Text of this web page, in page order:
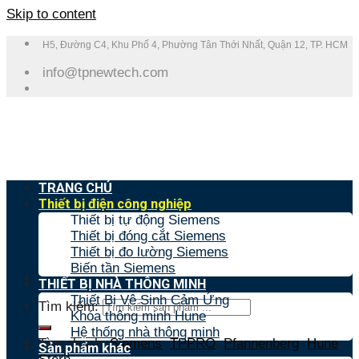
Skip to content
H5, Đường C4, Khu Phố 4, Phường Tân Thới Nhất, Quận 12, TP. HCM
info@tpnewtech.com
Tìm kiếm:
Tìm nhanh:Siemens,TPPRO,Pfannenberg,Hune,
TRANG CHỦ
Thiết bị điện công nghiệp
Thiết bị tự động Siemens
Thiết bị đóng cắt Siemens
Thiết bị đo lường Siemens
Biến tần Siemens
THIẾT BỊ NHÀ THÔNG MINH
Thiết Bị Vệ Sinh Cảm Ứng
Khóa thông minh Hune
Hệ thống nhà thông minh
Sản phẩm khác